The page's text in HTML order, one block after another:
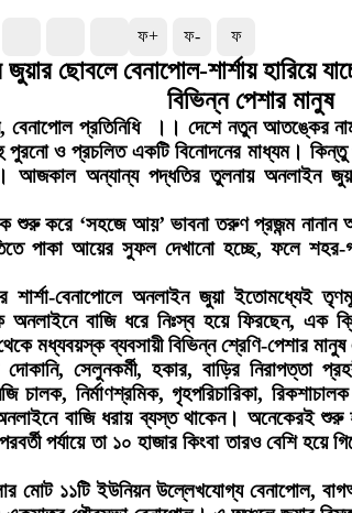
ফ+ ফ- ফ
ছোবলে বেনাপোল-শার্শায় হারিয়ে
বিভিন্ন পেশার মানুষ
বেনাপোল প্রতিনিধি ।। দেশে নতুন আতঙ্কের
পুরনো ও প্রচলিত একটি বিনোদনের মাধ্যম।
আজকাল অন্যান্য পদ্ধতির তুলনায় অনলাইন
শুরু করে ‘সহজে আয়’ ভাবনা তরুণ প্রজন্ম নানান
পাকা আয়ের সুফল দেখানো হচ্ছে, ফলে শহর-
শার্শা-বেনাপোলে অনলাইন জুয়া ইতোমধ্যেই
অনলাইনে বাজি ধরে নিঃস্ব হয়ে ফিরছেন, এক
মধ্যবয়স্ক ব্যবসায়ী বিভিন্ন শ্রেণি-পেশার
সেলুনকর্মী, হকার, বাড়ির নিরাপত্তা
চালক, নির্মাণশ্রমিক, গৃহপরিচারিকা,
অনলাইনে বাজি ধরায় ব্যস্ত থাকেন। অনেকেরই
পর্যায়ে তা ১০ হাজার কিংবা তারও বেশি হয়ে
মোট ১১টি ইউনিয়ন উল্লেখযোগ্য বেনাপোল,